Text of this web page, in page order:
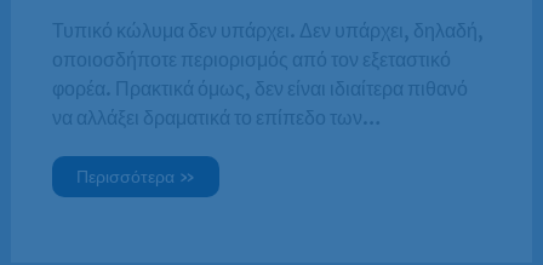
Τυπικό κώλυμα δεν υπάρχει. Δεν υπάρχει, δηλαδή,
οποιοσδήποτε περιορισμός από τον εξεταστικό
φορέα. Πρακτικά όμως, δεν είναι ιδιαίτερα πιθανό
να αλλάξει δραματικά το επίπεδο των…
Περισσότερα »